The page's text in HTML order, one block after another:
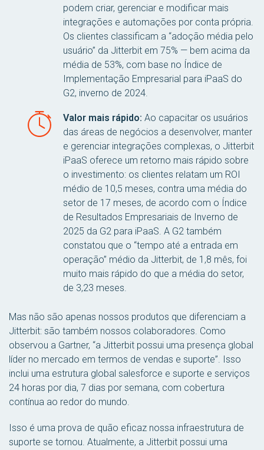
podem criar, gerenciar e modificar mais
integrações e automações por conta própria.
Os clientes classificam a “adoção média pelo
usuário” da Jitterbit em 75% — bem acima da
média de 53%, com base no Índice de
Implementação Empresarial para iPaaS do
G2, inverno de 2024.
Valor mais rápido: Ao capacitar os usuários
das áreas de negócios a desenvolver, manter
e gerenciar integrações complexas, o Jitterbit
iPaaS oferece um retorno mais rápido sobre
o investimento: os clientes relatam um ROI
médio de 10,5 meses, contra uma média do
setor de 17 meses, de acordo com o Índice
de Resultados Empresariais de Inverno de
2025 da G2 para iPaaS. A G2 também
constatou que o “tempo até a entrada em
operação” médio da Jitterbit, de 1,8 mês, foi
muito mais rápido do que a média do setor,
de 3,23 meses.
Mas não são apenas nossos produtos que diferenciam a
Jitterbit: são também nossos colaboradores. Como
observou a Gartner, “a Jitterbit possui uma presença global
líder no mercado em termos de vendas e suporte”. Isso
inclui uma estrutura global salesforce e suporte e serviços
24 horas por dia, 7 dias por semana, com cobertura
contínua ao redor do mundo.
Isso é uma prova de quão eficaz nossa infraestrutura de
suporte se tornou. Atualmente, a Jitterbit possui uma